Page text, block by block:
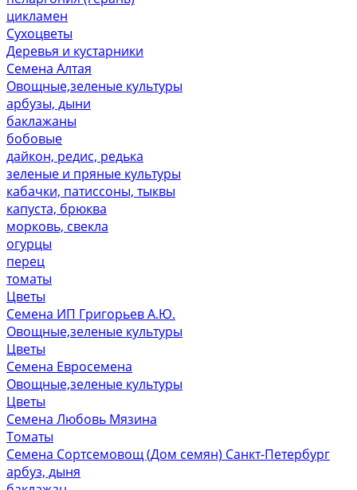
цикламен
Сухоцветы
Деревья и кустарники
Семена Алтая
Овощные,зеленые культуры
арбузы, дыни
баклажаны
бобовые
дайкон, редис, редька
зеленые и пряные культуры
кабачки, патиссоны, тыквы
капуста, брюква
морковь, свекла
огурцы
перец
томаты
Цветы
Семена ИП Григорьев А.Ю.
Овощные,зеленые культуры
Цветы
Семена Евросемена
Овощные,зеленые культуры
Цветы
Семена Любовь Мязина
Томаты
Семена Сортсемовощ (Дом семян) Санкт-Петербург
арбуз, дыня